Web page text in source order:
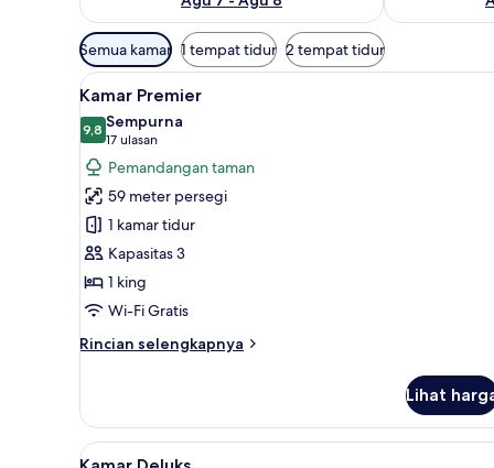
Filter
tersedia
untuk
kamar
Semua kamar 1 tempat tidur 2 tempat tidur
Lihat
semua
foto
untuk
Kamar
Premier
Brankas, meja kerja, tirai
5
Kamar Premier
9,89,8 dari 10
Sempurna
17 ulasan
(17
ulasan)
Pemandangan taman
59 meter persegi
1 kamar tidur
Kapasitas 3
1 king
Wi-Fi Gratis
Rincian selengkapnya
Rincian
Kamar
Premier
Lihat
Lihat
Brankas, meja kerja, tirai
5